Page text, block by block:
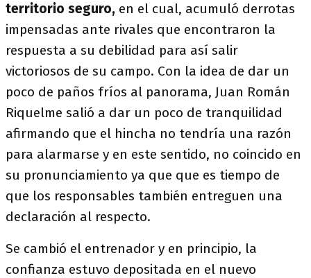
territorio seguro, en el cual, acumuló derrotas
impensadas ante rivales que encontraron la
respuesta a su debilidad para así salir
victoriosos de su campo. Con la idea de dar un
poco de paños fríos al panorama, Juan Román
Riquelme salió a dar un poco de tranquilidad
afirmando que el hincha no tendría una razón
para alarmarse y en este sentido, no coincido en
su pronunciamiento ya que que es tiempo de
que los responsables también entreguen una
declaración al respecto.
Se cambió el entrenador y en principio, la
confianza estuvo depositada en el nuevo